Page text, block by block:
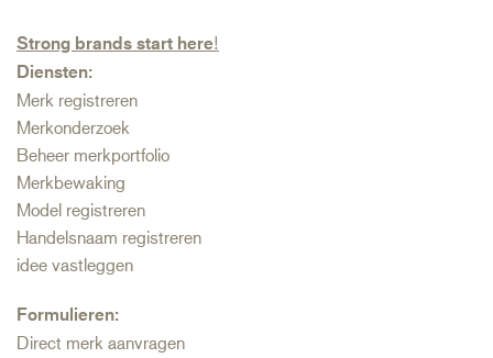
Strong brands start here!
Diensten:
Merk registreren
Merkonderzoek
Beheer merkportfolio
Merkbewaking
Model registreren
Handelsnaam registreren
idee vastleggen
Formulieren:
Direct merk aanvragen